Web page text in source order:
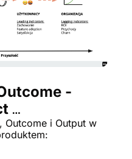
-
Outcome i Output w